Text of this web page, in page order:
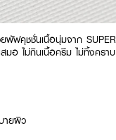
วยพัฟคุชชั่นเนื้อนุ่มจาก
มอ ไม่กินเนื้อครีม ไม่ทิ้งคราบ
ายผิว